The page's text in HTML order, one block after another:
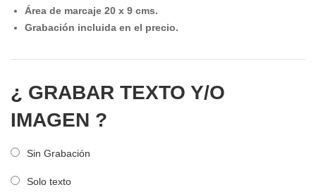
Área de marcaje 20 x 9 cms.
Grabación incluida en el precio.
¿ GRABAR TEXTO Y/O
IMAGEN ?
Sin Grabación
Solo texto